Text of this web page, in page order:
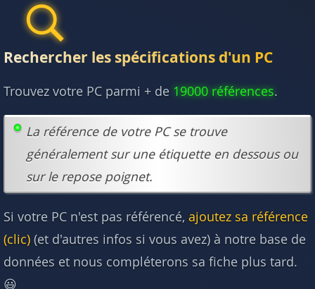
Rechercher les spécifications d'un PC
Trouvez votre PC parmi + de 19000 références.
La référence de votre PC se trouve
généralement sur une étiquette en dessous ou
sur le repose poignet.
Si votre PC n'est pas référencé, ajoutez sa référence
(clic) (et d'autres infos si vous avez) à notre base de
données et nous compléterons sa fiche plus tard.
😃